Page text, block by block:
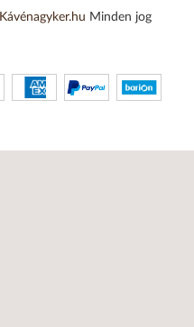
Kávénagyker.hu Minden jog